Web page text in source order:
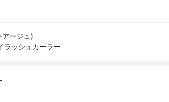
アージュ)
ラッシュカーラー